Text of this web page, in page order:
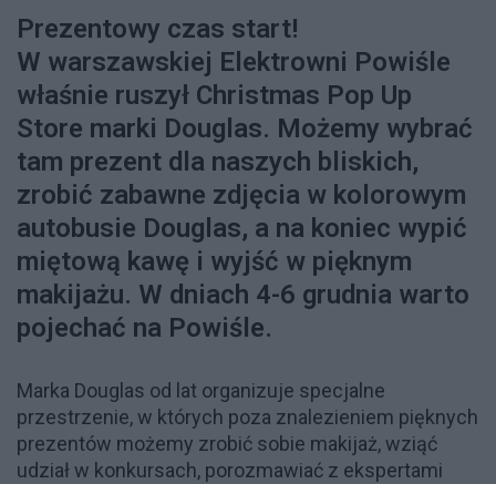
Prezentowy czas start!
W warszawskiej Elektrowni Powiśle
właśnie ruszył Christmas Pop Up
Store marki Douglas. Możemy wybrać
tam prezent dla naszych bliskich,
zrobić zabawne zdjęcia w kolorowym
autobusie Douglas, a na koniec wypić
miętową kawę i wyjść w pięknym
makijażu. W dniach 4-6 grudnia warto
pojechać na Powiśle.
Marka Douglas od lat organizuje specjalne
przestrzenie, w których poza znalezieniem pięknych
prezentów możemy zrobić sobie makijaż, wziąć
udział w konkursach, porozmawiać z ekspertami